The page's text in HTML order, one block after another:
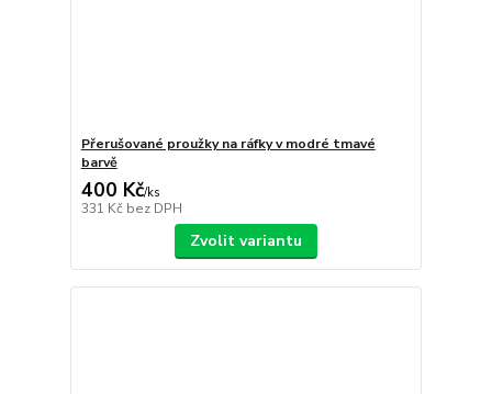
Přerušované proužky na ráfky v modré tmavé
barvě
400 Kč/ks
331 Kč bez DPH
Zvolit variantu